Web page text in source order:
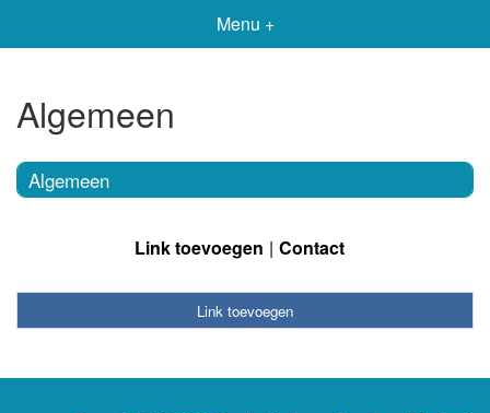
Menu +
Algemeen
Algemeen
Link toevoegen Contact
Link toevoegen